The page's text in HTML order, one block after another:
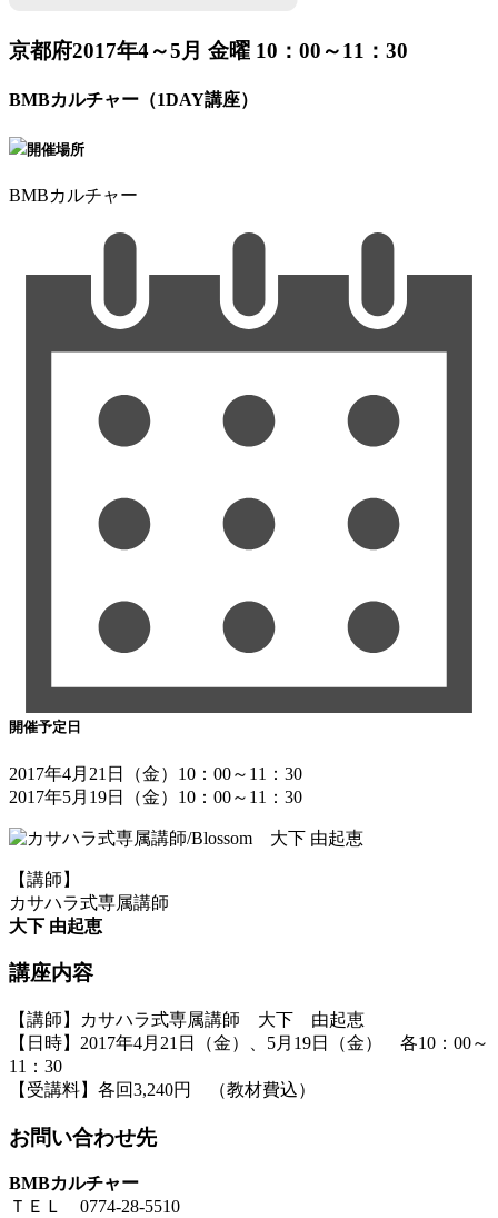
京都府2017年4～5月 金曜 10：00～11：30
BMBカルチャー（1DAY講座）
開催場所
BMBカルチャー
開催予定日
2017年4月21日（金）10：00～11：30
2017年5月19日（金）10：00～11：30
【講師】
カサハラ式専属講師
大下 由起恵
講座内容
【講師】カサハラ式専属講師 大下 由起恵
【日時】2017年4月21日（金）、5月19日（金） 各10：00～
11：30
【受講料】各回3,240円 （教材費込）
お問い合わせ先
BMBカルチャー
ＴＥＬ 0774-28-5510